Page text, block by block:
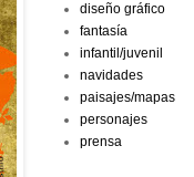
diseño gráfico
fantasía
infantil/juvenil
navidades
paisajes/mapas
personajes
prensa